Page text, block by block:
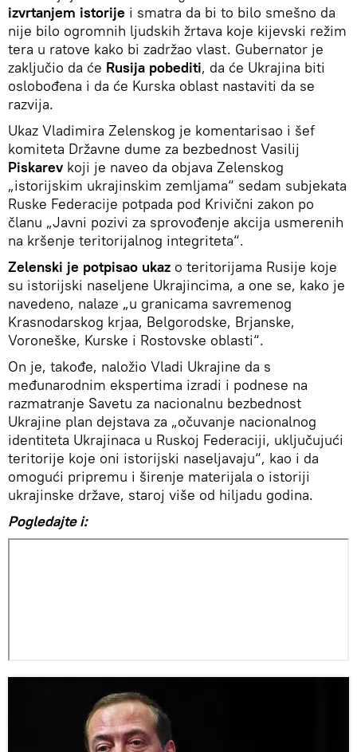
izvrtanjem istorije i smatra da bi to bilo smešno da
nije bilo ogromnih ljudskih žrtava koje kijevski režim
tera u ratove kako bi zadržao vlast. Gubernator je
zaključio da će Rusija pobediti, da će Ukrajina biti
oslobođena i da će Kurska oblast nastaviti da se
razvija.
Ukaz Vladimira Zelenskog je komentarisao i šef
komiteta Državne dume za bezbednost Vasilij
Piskarev koji je naveo da objava Zelenskog
„istorijskim ukrajinskim zemljama“ sedam subjekata
Ruske Federacije potpada pod Krivični zakon po
članu „Javni pozivi za sprovođenje akcija usmerenih
na kršenje teritorijalnog integriteta“.
Zelenski je potpisao ukaz o teritorijama Rusije koje
su istorijski naseljene Ukrajincima, a one se, kako je
navedeno, nalaze „u granicama savremenog
Krasnodarskog krjaa, Belgorodske, Brjanske,
Voroneške, Kurske i Rostovske oblasti“.
On je, takođe, naložio Vladi Ukrajine da s
međunarodnim ekspertima izradi i podnese na
razmatranje Savetu za nacionalnu bezbednost
Ukrajine plan dejstava za „očuvanje nacionalnog
identiteta Ukrajinaca u Ruskoj Federaciji, uključujući
teritorije koje oni istorijski naseljavaju“, kao i da
omogući pripremu i širenje materijala o istoriji
ukrajinske države, staroj više od hiljadu godina.
Pogledajte i: